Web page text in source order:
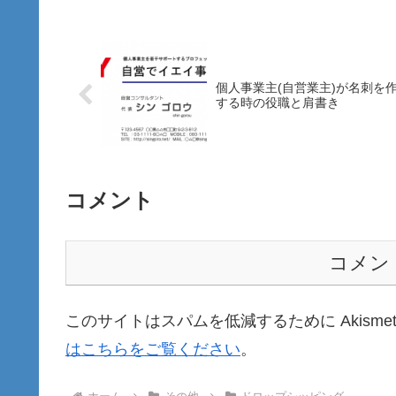
個人事業主(自営業主)が名刺を
する時の役職と肩書き
コメント
コメン
このサイトはスパムを低減するために
はこちらをご覧ください。